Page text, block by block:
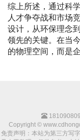
综上所述，通过科
人才争夺战和市场
设计，从环保理念
领先的关键。在当
的物理空间，而是
Copyright ©
免责声明：本站为第三方写